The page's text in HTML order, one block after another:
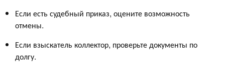
Если есть судебный приказ, оцените возможность
отмены.
Если взыскатель коллектор, проверьте документы по
долгу.